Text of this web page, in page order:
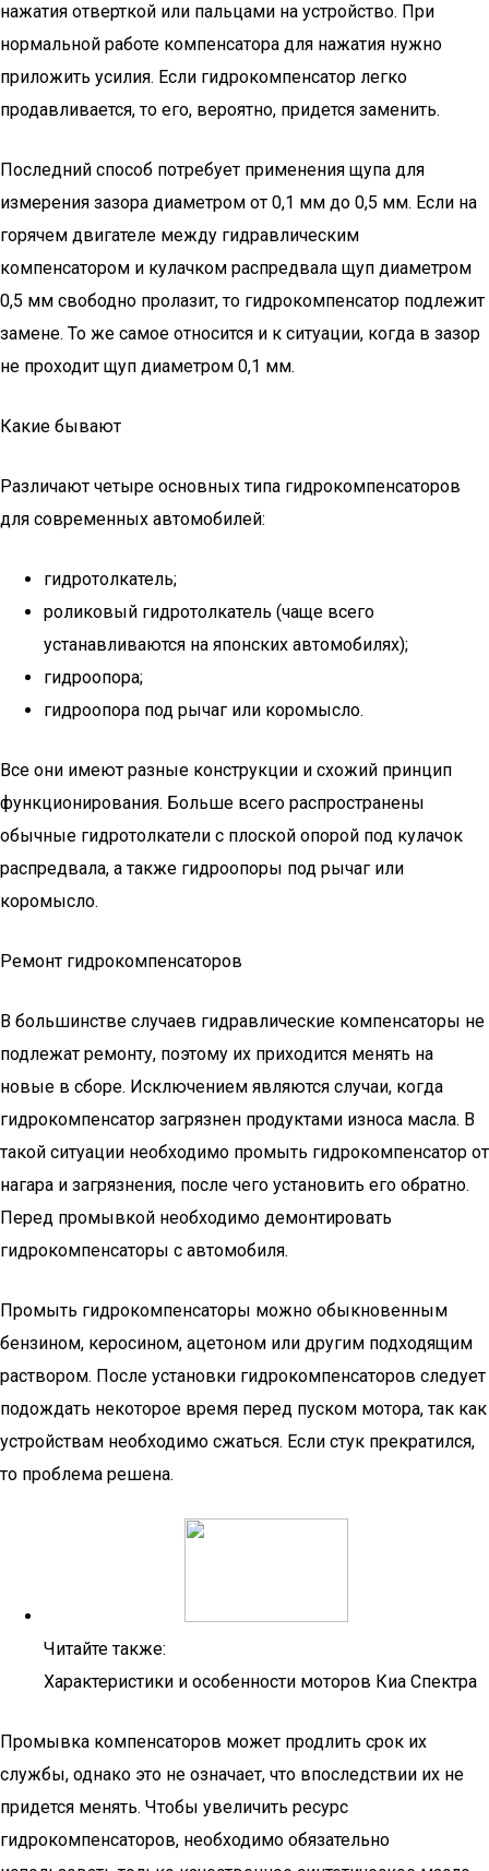
нажатия отверткой или пальцами на устройство. При
нормальной работе компенсатора для нажатия нужно
приложить усилия. Если гидрокомпенсатор легко
продавливается, то его, вероятно, придется заменить.
Последний способ потребует применения щупа для
измерения зазора диаметром от 0,1 мм до 0,5 мм. Если на
горячем двигателе между гидравлическим
компенсатором и кулачком распредвала щуп диаметром
0,5 мм свободно пролазит, то гидрокомпенсатор подлежит
замене. То же самое относится и к ситуации, когда в зазор
не проходит щуп диаметром 0,1 мм.
Какие бывают
Различают четыре основных типа гидрокомпенсаторов
для современных автомобилей:
гидротолкатель;
роликовый гидротолкатель (чаще всего
устанавливаются на японских автомобилях);
гидроопора;
гидроопора под рычаг или коромысло.
Все они имеют разные конструкции и схожий принцип
функционирования. Больше всего распространены
обычные гидротолкатели с плоской опорой под кулачок
распредвала, а также гидроопоры под рычаг или
коромысло.
Ремонт гидрокомпенсаторов
В большинстве случаев гидравлические компенсаторы не
подлежат ремонту, поэтому их приходится менять на
новые в сборе. Исключением являются случаи, когда
гидрокомпенсатор загрязнен продуктами износа масла. В
такой ситуации необходимо промыть гидрокомпенсатор от
нагара и загрязнения, после чего установить его обратно.
Перед промывкой необходимо демонтировать
гидрокомпенсаторы с автомобиля.
Промыть гидрокомпенсаторы можно обыкновенным
бензином, керосином, ацетоном или другим подходящим
раствором. После установки гидрокомпенсаторов следует
подождать некоторое время перед пуском мотора, так как
устройствам необходимо сжаться. Если стук прекратился,
то проблема решена.
Читайте также:
Характеристики и особенности моторов Киа Спектра
Промывка компенсаторов может продлить срок их
службы, однако это не означает, что впоследствии их не
придется менять. Чтобы увеличить ресурс
гидрокомпенсаторов, необходимо обязательно